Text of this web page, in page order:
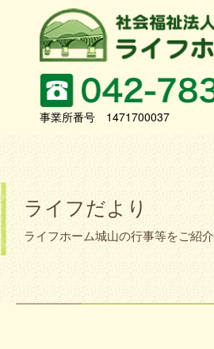
事業所番号 1471700037
ライフだより
ライフホーム城山の行事等をご紹介